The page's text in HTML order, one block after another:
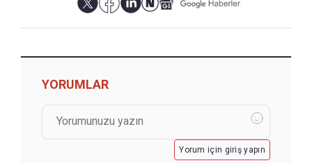
YORUMLAR
Yorum için giriş yapın